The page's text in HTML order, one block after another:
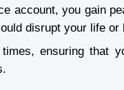
account, you gain
disrupt your life or
ensuring that